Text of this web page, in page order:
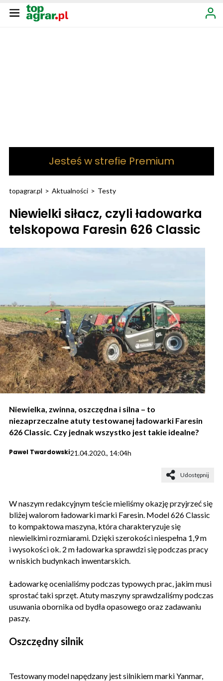
Jesteś w strefie Premium
topagrar.pl > Aktualności > Testy
Niewielki siłacz, czyli ładowarka
telskopowa Faresin 626 Classic
Niewielka, zwinna, oszczędna i silna – to
niezaprzeczalne atuty testowanej ładowarki Faresin
626 Classic. Czy jednak wszystko jest takie idealne?
Pawel Twardowski21.04.2020., 14:04h
Udostępnij
W naszym redakcyjnym teście mieliśmy okazję przyjrzeć się
bliżej walorom ładowarki marki Faresin. Model 626 Classic
to kompaktowa maszyna, która charakteryzuje się
niewielkimi rozmiarami. Dzięki szerokości niespełna 1,9 m
i wysokości ok. 2 m ładowarka sprawdzi się podczas pracy
w niskich budynkach inwentarskich.
Ładowarkę ocenialiśmy podczas typowych prac, jakim musi
sprostać taki sprzęt. Atuty maszyny sprawdzaliśmy podczas
usuwania obornika od bydła opasowego oraz zadawaniu
paszy.
Oszczędny silnik
Testowany model napędzany jest silnikiem marki Yanmar,